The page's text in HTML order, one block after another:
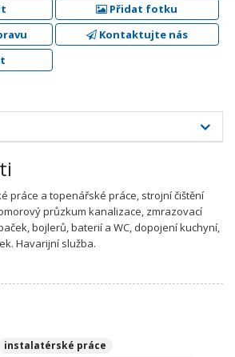
Přidat fotku
Kontaktujte nás
práce a topenářské práce, strojní čištění
průzkum kanalizace, zmrazovací
bojlerů, baterií a WC, dopojení kuchyní,
Havarijní služba.
instalatérské práce